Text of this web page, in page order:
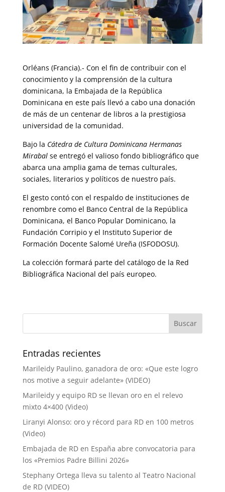
Orléans (Francia).- Con el fin de contribuir con el
conocimiento y la comprensión de la cultura
dominicana, la Embajada de la República
Dominicana en este país llevó a cabo una donación
de más de un centenar de libros a la prestigiosa
universidad de la comunidad.
Bajo la Cátedra de Cultura Dominicana Hermanas
Mirabalse entregó el valioso fondo bibliográfico que
abarca una amplia gama de temas culturales,
sociales, literarios y políticos de nuestro país.
El gesto contó con el respaldo de instituciones de
renombre como el Banco Central de la República
Dominicana, el Banco Popular Dominicano, la
Fundación Corripio y el Instituto Superior de
Formación Docente Salomé Ureña (ISFODOSU).
La colección formará parte del catálogo de la Red
Bibliográfica Nacional del país europeo.
Entradas recientes
Marileidy Paulino, ganadora de oro: «Que este logro
nos motive a seguir adelante» (VIDEO)
Marileidy y equipo RD se llevan oro en el relevo
mixto 4×400 (Video)
Liranyi Alonso: oro y récord para RD en 100 metros
(Video)
Embajada de RD en España abre convocatoria para
los «Premios Padre Billini 2026»
Stephany Ortega lleva su talento al Teatro Nacional
de RD (VIDEO)